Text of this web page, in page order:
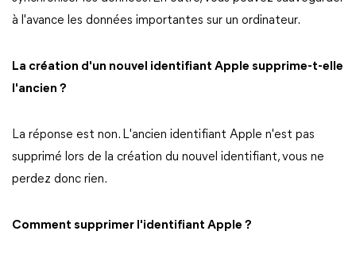
à l'avance les données importantes sur un ordinateur.
La création d'un nouvel identifiant Apple supprime-t-elle
l'ancien ?
La réponse est non. L'ancien identifiant Apple n'est pas
supprimé lors de la création du nouvel identifiant, vous ne
perdez donc rien.
Comment supprimer l'identifiant Apple ?